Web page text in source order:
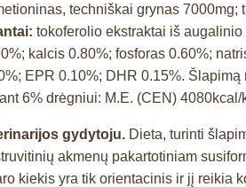
techniškai grynas 7000mg;
tokoferolio ekstraktai iš
kalcis 0.80%; fosforas 0.60%;
EPR 0.10%; DHR 0.15%.
6% drėgniui: M.E. (CEN) 4080kcal/
gydytoju. Dieta, turinti
akmenų pakartotiniam
kiekis yra tik orientacinis ir jį reikia